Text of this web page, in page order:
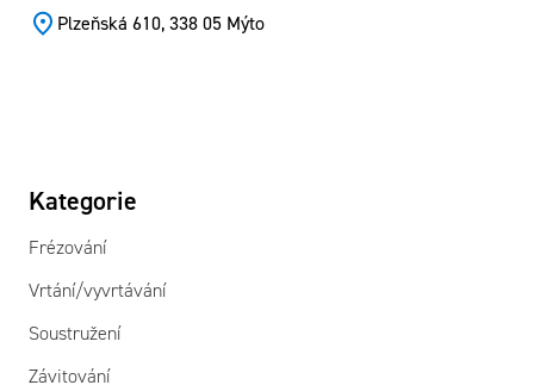
Plzeňská 610, 338 05 Mýto
Kategorie
Frézování
Vrtání/vyvrtávání
Soustružení
Závitování